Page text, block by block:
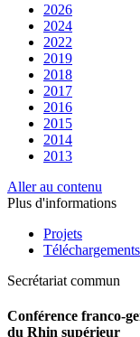
2026
2024
2022
2019
2018
2017
2016
2015
2014
2013
Aller au contenu
Plus d'informations
Projets
Téléchargements
Secrétariat commun
Conférence franco-
du Rhin supérieur